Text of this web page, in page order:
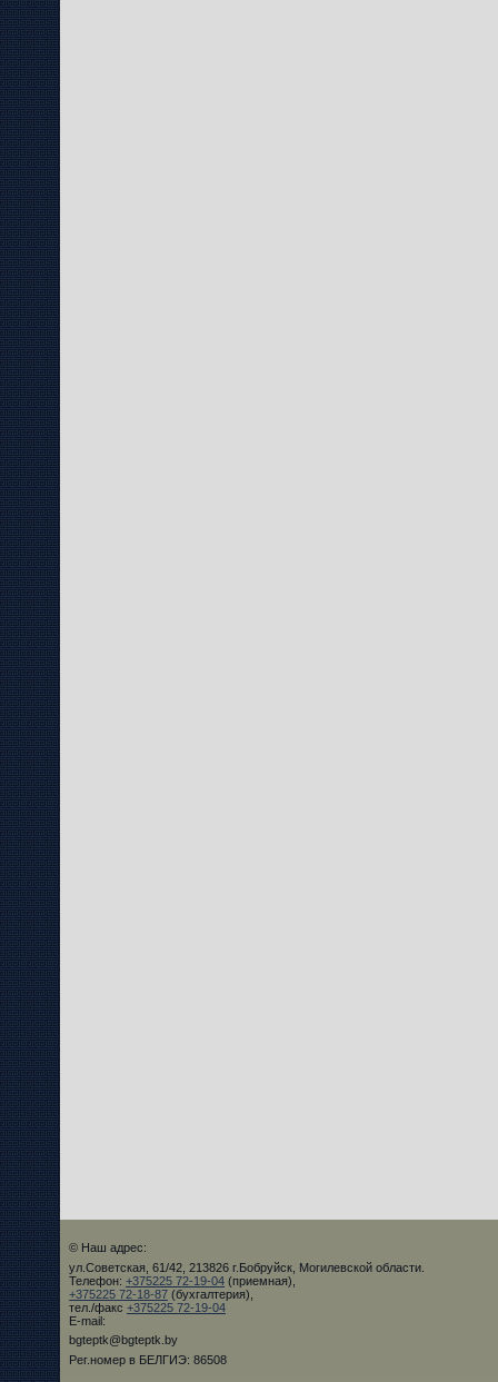
© Наш адрес:
ул.Советская, 61/42, 213826 г.Бобруйск, Могилевской области.
Телефон: +375225 72-19-04 (приемная),
+375225 72-18-87 (бухгалтерия),
тел./факс +375225 72-19-04
E-mail:
bgteptk@bgteptk.by
Рег.номер в БЕЛГИЭ: 86508